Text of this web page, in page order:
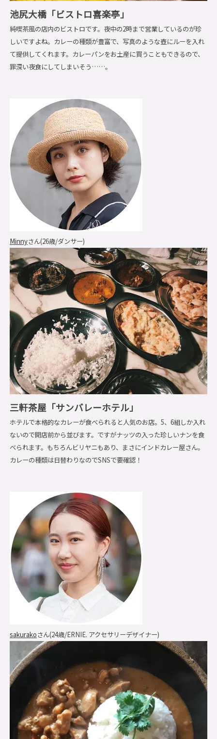
池尻大橋「ビストロ喜楽亭」
純喫茶風の店内のビストロです。夜中の2時まで営業しているのが珍
しいですよね。カレーの種類が豊富で、写真のような壺にルーを入れ
て提供してくれます。カレーパンをお土産に買うこともできるので、
罪深い夜食にしてしまいそう……。
Minnyさん(26歳/ダンサー)
三軒茶屋「サンバレーホテル」
ホテルで本格的なカレーが食べられると人気のお店。5、6組しか入れ
ないので開店前から並びます。ですがナッツの入った珍しいナンを食
べられます。もちろんビリヤニもあり、まさにインドカレー屋さん。
カレーの種類は日替わりなのでSNSで要確認！
sakurakoさん(24歳/ERNIE. アクセサリーデザイナー)